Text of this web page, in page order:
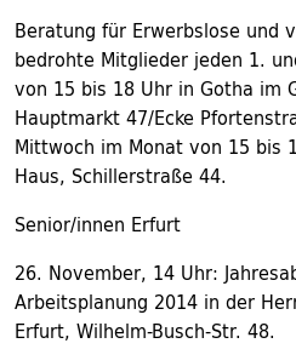
Beratung für Erwerbslose und
bedrohte Mitglieder jeden 1.
von 15 bis 18 Uhr in Gotha im
Hauptmarkt 47/Ecke
Mittwoch im Monat von 15 bis
Haus, Schillerstraße 44.
Senior/innen Erfurt
26. November, 14 Uhr:
Arbeitsplanung 2014 in der
Erfurt, Wilhelm-Busch-Str. 48.